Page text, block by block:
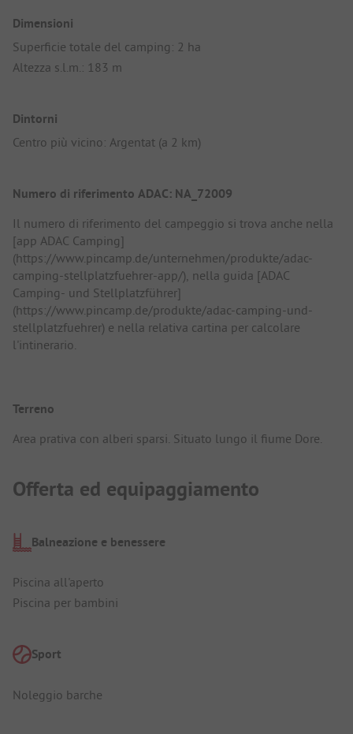
Dimensioni
Superficie totale del camping: 2 ha
Altezza s.l.m.: 183 m
Dintorni
Centro più vicino: Argentat (a 2 km)
Numero di riferimento ADAC: NA_72009
Il numero di riferimento del campeggio si trova anche nella
[app ADAC Camping]
(https://www.pincamp.de/unternehmen/produkte/adac-
camping-stellplatzfuehrer-app/), nella guida [ADAC
Camping- und Stellplatzführer]
(https://www.pincamp.de/produkte/adac-camping-und-
stellplatzfuehrer) e nella relativa cartina per calcolare
l'intinerario.
Terreno
Area prativa con alberi sparsi. Situato lungo il fiume Dore.
Offerta ed equipaggiamento
Balneazione e benessere
Piscina all'aperto
Piscina per bambini
Sport
Noleggio barche